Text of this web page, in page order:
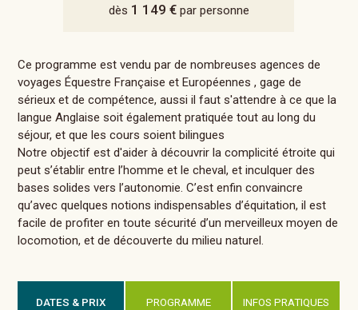
dès 1 149 €par personne
Ce programme est vendu par de nombreuses agences de
voyages Équestre Française et Européennes , gage de
sérieux et de compétence, aussi il faut s'attendre à ce que la
langue Anglaise soit également pratiquée tout au long du
séjour, et que les cours soient bilingues
Notre objectif est d'aider à découvrir la complicité étroite qui
peut s’établir entre l’homme et le cheval, et inculquer des
bases solides vers l’autonomie. C’est enfin convaincre
qu’avec quelques notions indispensables d’équitation, il est
facile de profiter en toute sécurité d’un merveilleux moyen de
locomotion, et de découverte du milieu naturel.
DATES & PRIX PROGRAMME INFOS PRATIQUES